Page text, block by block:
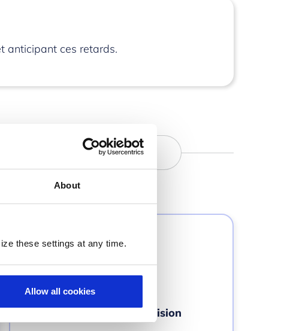
About
these settings at any time.
Allow all cookies
anticipant ces retards.
Conformité et précision